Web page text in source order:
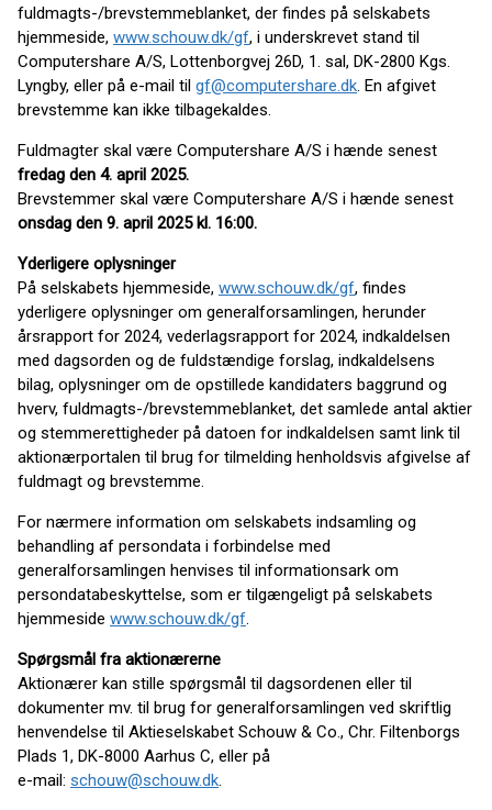
fuldmagts-/brevstemme­blanket, der findes på selskabets
hjemmeside, www.schouw.dk/gf, i underskrevet stand til
Computershare A/S, Lottenborgvej 26D, 1. sal, DK-2800 Kgs.
Lyngby, eller på e-mail til gf@computershare.dk. En afgivet
brevstemme kan ikke tilbagekaldes.
Fuldmagter skal være Computershare A/S i hænde senest
fredag den 4. april 2025.
Brevstemmer skal være Computershare A/S i hænde senest
onsdag den 9. april 2025 kl. 16:00.
Yderligere oplysninger
På selskabets hjemmeside, www.schouw.dk/gf, findes
yderligere oplysninger om generalforsamlingen, herunder
årsrapport for 2024, vederlagsrapport for 2024, indkaldelsen
med dagsorden og de fuldstændige forslag, indkaldelsens
bilag, oplysninger om de opstillede kandidaters baggrund og
hverv, fuldmagts-/brevstemmeblanket, det samlede antal aktier
og stemme­rettigheder på datoen for indkaldelsen samt link til
aktionærportalen til brug for tilmelding henholdsvis afgivelse af
fuldmagt og brevstemme.
For nærmere information om selskabets indsamling og
behandling af persondata i forbindelse med
generalforsamlingen henvises til informationsark om
persondatabeskyttelse, som er tilgængeligt på selskabets
hjemmeside www.schouw.dk/gf.
Spørgsmål fra aktionærerne
Aktionærer kan stille spørgsmål til dagsordenen eller til
dokumenter mv. til brug for generalforsamlingen ved skriftlig
henvendelse til Aktieselskabet Schouw & Co., Chr. Filtenborgs
Plads 1, DK-8000 Aarhus C, eller på
e-mail: schouw@schouw.dk.